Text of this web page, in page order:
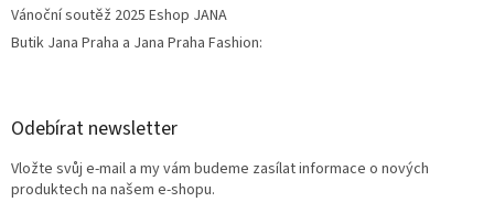
Vánoční soutěž 2025 Eshop JANA
Butik Jana Praha a Jana Praha Fashion:
Odebírat newsletter
Vložte svůj e-mail a my vám budeme zasílat informace o nových
produktech na našem e-shopu.